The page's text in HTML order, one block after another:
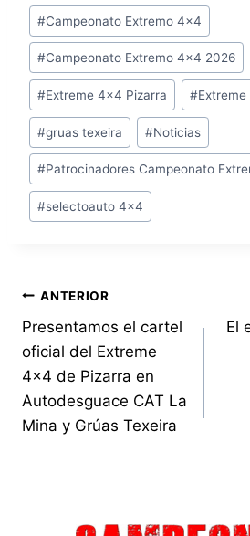
Etiquetas
de
la
entrada:
#Campeonato Extremo 4x4
#Campeonato Extremo 4x4 2026
#Extreme 4x4 Pizarra #
#gruas texeira #Noticias
#Patrocinadores Campeonato
#selectoauto 4x4
Navegación
de
entradas
ANTERIOR
Presentamos el cartel
oficial del Extreme
4×4 de Pizarra en
Autodesguace CAT La
Mina y Grúas Texeira
El